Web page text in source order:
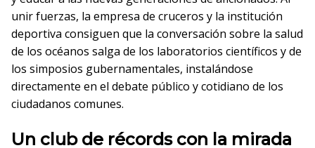
unir fuerzas, la empresa de cruceros y la institución
deportiva consiguen que la conversación sobre la salud
de los océanos salga de los laboratorios científicos y de
los simposios gubernamentales, instalándose
directamente en el debate público y cotidiano de los
ciudadanos comunes.
Un club de récords con la mirada